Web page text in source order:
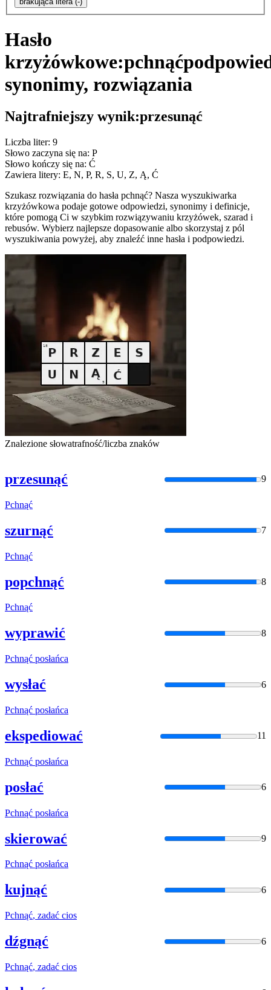
Hasło
krzyżówkowe:pchnąć
synonimy, rozwiązania
Najtrafniejszy wynik:przesunąć
Liczba liter: 9
Słowo zaczyna się na: P
Słowo kończy się na: Ć
Zawiera litery: E, N, P, R, S, U, Z, Ą, Ć
Szukasz rozwiązania do hasła pchnąć? Nasza wyszukiwarka
krzyżówkowa podaje gotowe odpowiedzi, synonimy i definicje,
które pomogą Ci w szybkim rozwiązywaniu krzyżówek, szarad i
rebusów. Wybierz najlepsze dopasowanie albo skorzystaj z pól
wyszukiwania powyżej, aby znaleźć inne hasła i podpowiedzi.
Znalezione słowatrafność/liczba znaków
przesunąć 9
Pchnąć
szurnąć 7
Pchnąć
popchnąć 8
Pchnąć
wyprawić 8
Pchnąć posłańca
wysłać 6
Pchnąć posłańca
ekspediować 11
Pchnąć posłańca
posłać 6
Pchnąć posłańca
skierować 9
Pchnąć posłańca
kujnąć 6
Pchnąć, zadać cios
dźgnąć 6
Pchnąć, zadać cios